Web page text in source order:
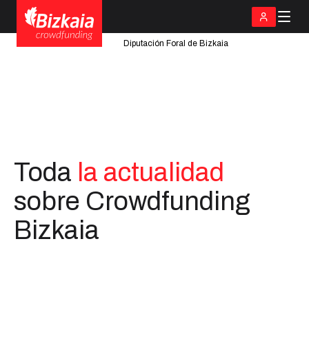
Diputación Foral de Bizkaia
Toda la actualidad
sobre Crowdfunding
Bizkaia